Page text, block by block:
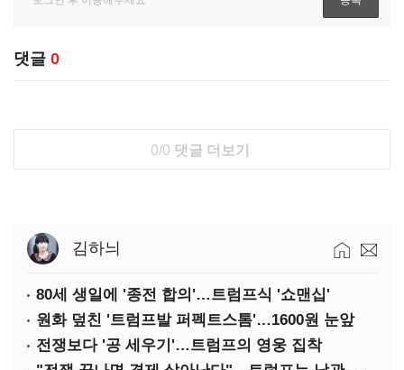
댓글 0
0/0 댓글 더보기
김하늬
80세 생일에 '종전 합의'…트럼프식 '쇼맨십'
원화 덮친 '트럼프발 퍼펙트스톰'…1600원 눈앞
전쟁보다 '공 세우기'…트럼프의 영웅 집착